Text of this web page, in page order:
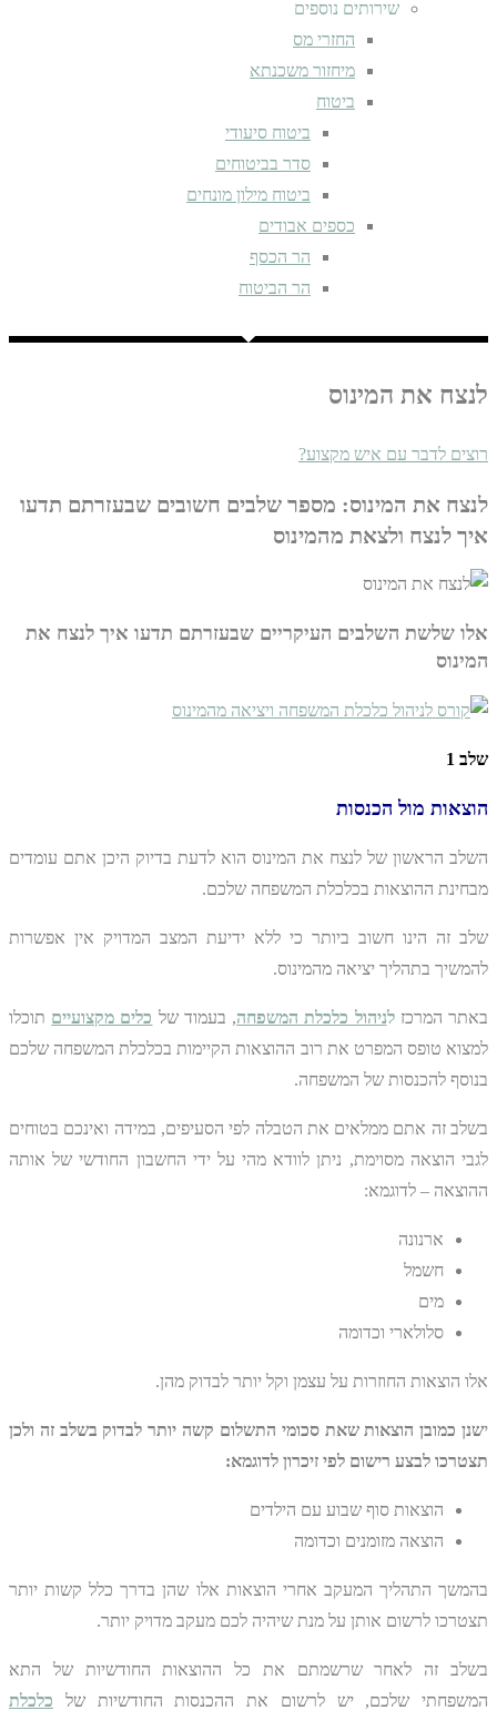
שירותים נוספים
החזרי מס
מיחזור משכנתא
ביטוח
ביטוח סיעודי
סדר בביטוחים
ביטוח מילון מונחים
כספים אבודים
הר הכסף
הר הביטוח
לנצח את המינוס
רוצים לדבר עם איש מקצוע?
לנצח את המינוס: מספר שלבים חשובים שבעזרתם תדעו
איך לנצח ולצאת מהמינוס
אלו שלשת השלבים העיקריים שבעזרתם תדעו איך לנצח את
המינוס
שלב 1
הוצאות מול הכנסות
השלב הראשון של לנצח את המינוס הוא לדעת בדיוק היכן אתם עומדים
מבחינת ההוצאות בכלכלת המשפחה שלכם.
שלב זה הינו חשוב ביותר כי ללא ידיעת המצב המדויק אין אפשרות
להמשיך בתהליך יציאה מהמינוס.
באתר המרכזלניהול כלכלת המשפחה, בעמוד של כלים מקצועיים תוכלו
למצוא טופס המפרט את רוב ההוצאות הקיימות בכלכלת המשפחה שלכם
בנוסף להכנסות של המשפחה.
בשלב זה אתם ממלאים את הטבלה לפי הסעיפים, במידה ואינכם בטוחים
לגבי הוצאה מסוימת, ניתן לוודא מהי על ידי החשבון החודשי של אותה
ההוצאה – לדוגמא:
ארנונה
חשמל
מים
סלולארי וכדומה
אלו הוצאות החוזרות על עצמן וקל יותר לבדוק מהן.
ישנן כמובן הוצאות שאת סכומי התשלום קשה יותר לבדוק בשלב זה ולכן
תצטרכו לבצע רישום לפי זיכרון לדוגמא:
הוצאות סוף שבוע עם הילדים
הוצאה מזומנים וכדומה
בהמשך התהליך המעקב אחרי הוצאות אלו שהן בדרך כלל קשות יותר
תצטרכו לרשום אותן על מנת שיהיה לכם מעקב מדויק יותר.
בשלב זה לאחר שרשמתם את כל ההוצאות החודשיות של התא
המשפחתי שלכם, יש לרשום את ההכנסות החודשיות של כלכלת